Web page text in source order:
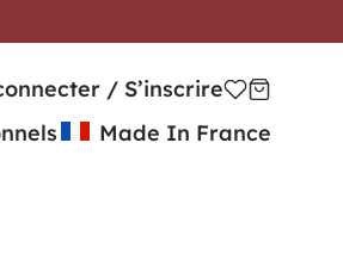
/ S’inscrire
Made In France